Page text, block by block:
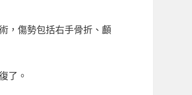
，傷勢包括右手骨折、顱
了。